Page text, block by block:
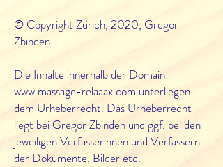
© Copyright Zürich, 2020, Gregor
Zbinden
Die Inhalte innerhalb der Domain
www.massage-relaaax.com unterliegen
dem Urheberrecht. Das Urheberrecht
liegt bei Gregor Zbinden und ggf. bei den
jeweiligen Verfasserinnen und Verfassern
der Dokumente, Bilder etc.